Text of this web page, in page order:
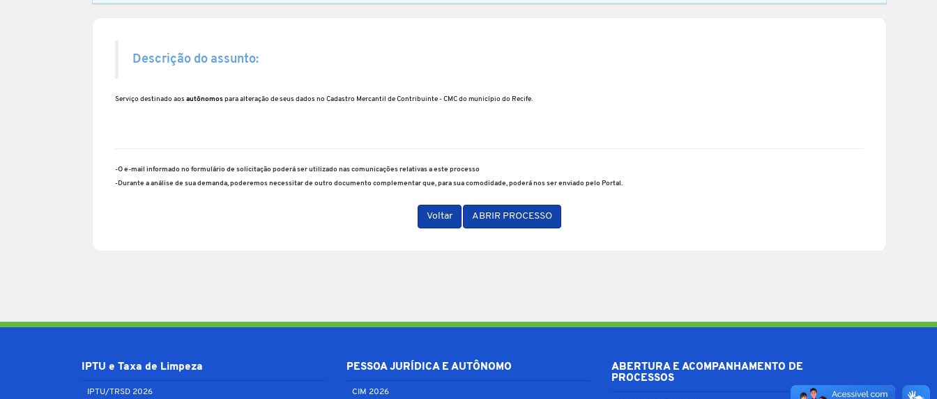
Descrição do assunto:
Serviço destinado aosautônomospara alteração de seus dados no Cadastro Mercantil de Contribuinte - CMC do município do Recife.
-O e-mail informado no formulário de solicitação poderá ser utilizado nas comunicações relativas a este processo
-Durante a análise de sua demanda, poderemos necessitar de outro documento complementar que, para sua comodidade, poderá nos ser enviado pelo Portal.
Voltar ABRIR PROCESSO
IPTU e Taxa de Limpeza
IPTU/TRSD 2026
PESSOA JURÍDICA E AUTÔNOMO
CIM 2026
ABERTURA E ACOMPANHAMENTO DE
PROCESSOS